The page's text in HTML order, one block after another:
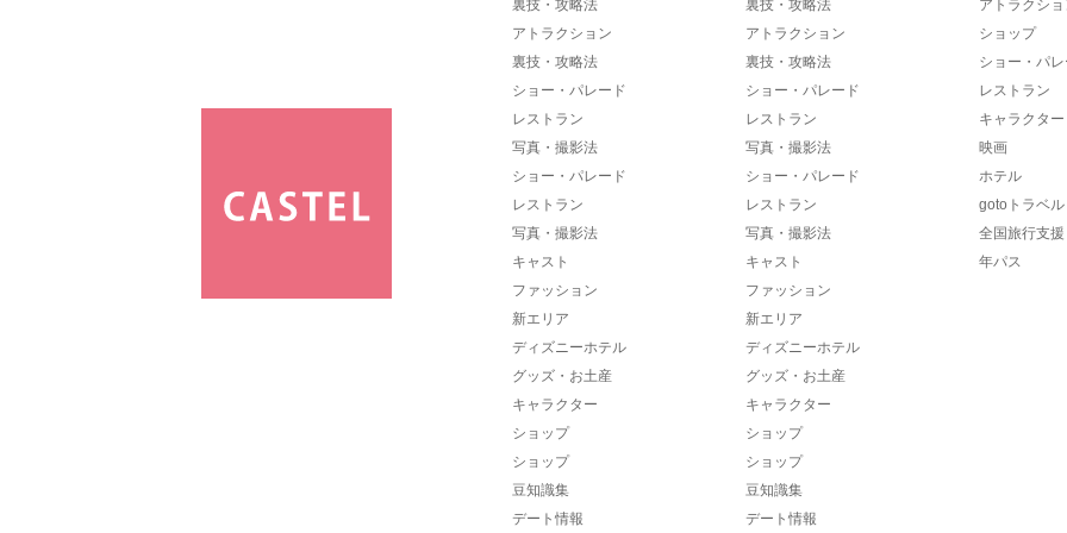
裏技・攻略法
アトラクション
裏技・攻略法
ショー・パレード
レストラン
写真・撮影法
ショー・パレード
レストラン
写真・撮影法
キャスト
ファッション
新エリア
ディズニーホテル
グッズ・お土産
キャラクター
ショップ
ショップ
豆知識集
デート情報
裏技・攻略法
アトラクション
裏技・攻略法
ショー・パレード
レストラン
写真・撮影法
ショー・パレード
レストラン
写真・撮影法
キャスト
ファッション
新エリア
ディズニーホテル
グッズ・お土産
キャラクター
ショップ
ショップ
豆知識集
デート情報
アトラクシ
ショップ
ショー・パ
レストラン
キャラクター
映画
ホテル
gotoトラベル
全国旅行支援
年パス